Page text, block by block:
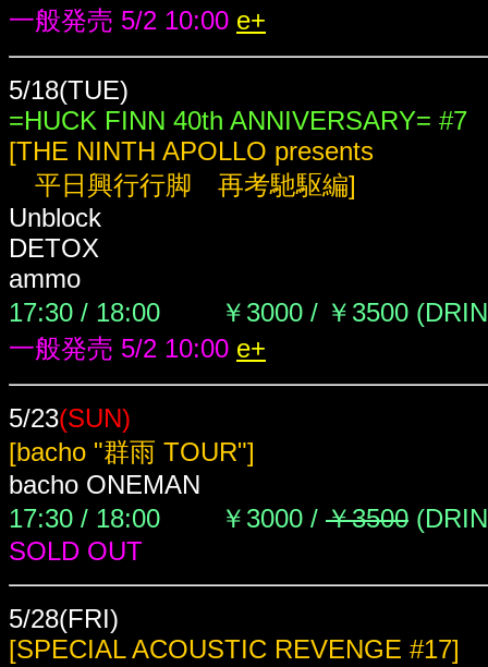
一般発売 5/2 10:00 e+
5/18(TUE)
=HUCK FINN 40th ANNIVERSARY= #7
[THE NINTH APOLLO presents
平日興行行脚 再考馳駆編]
Unblock
DETOX
ammo
17:30 / 18:00 ￥3000 / ￥3500
一般発売 5/2 10:00 e+
5/23(SUN)
[bacho "群雨 TOUR"]
bacho ONEMAN
17:30 / 18:00 ￥3000 / ￥3500
SOLD OUT
5/28(FRI)
[SPECIAL ACOUSTIC REVENGE #17]